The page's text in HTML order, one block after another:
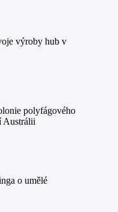
výroby hub v
polyfágového
Austrálii
o umělé